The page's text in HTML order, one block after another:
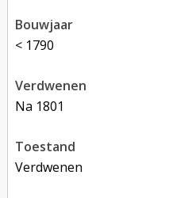
bouwjaar
< 1790
verdwenen
na 1801
toestand
verdwenen